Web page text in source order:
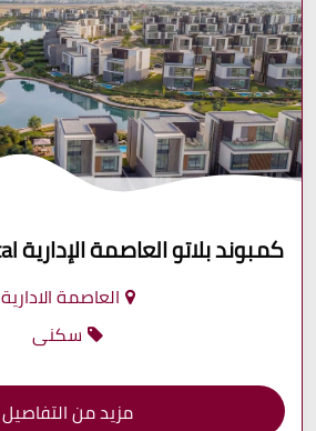
كمبوند بلاتو العاصمة الإدارية Plato New Capital
العاصمة الادارية
سكنى
مزيد من التفاصيل